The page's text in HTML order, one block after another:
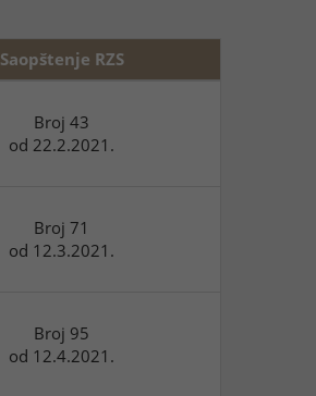
Saopštenje RZS
Broj 43
od 22.2.2021.
Broj 71
od 12.3.2021.
Broj 95
od 12.4.2021.